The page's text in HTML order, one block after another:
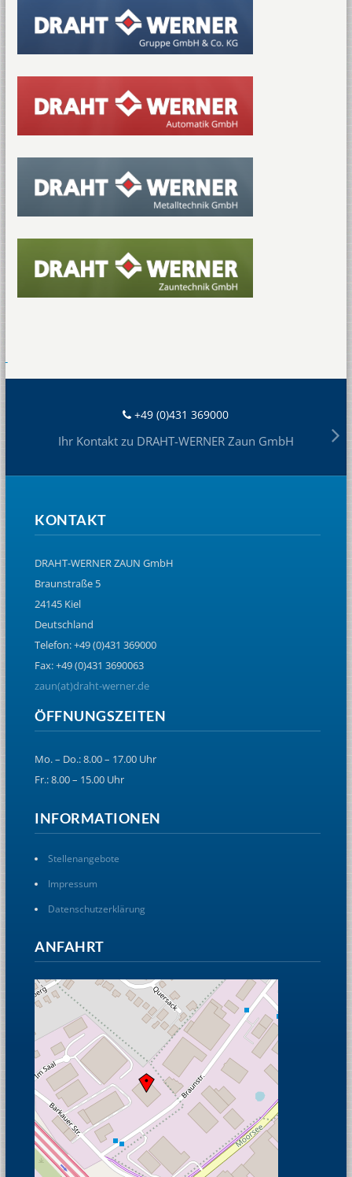
+49 (0)431 369000
Ihr Kontakt zu DRAHT-WERNER Zaun GmbH
KONTAKT
DRAHT-WERNER ZAUN GmbH
Braunstraße 5
24145 Kiel
Deutschland
Telefon: +49 (0)431 369000
Fax: +49 (0)431 3690063
zaun(at)draht-werner.de
ÖFFNUNGSZEITEN
Mo. – Do.: 8.00 – 17.00 Uhr
Fr.: 8.00 – 15.00 Uhr
INFORMATIONEN
Stellenangebote
Impressum
Datenschutzerklärung
ANFAHRT